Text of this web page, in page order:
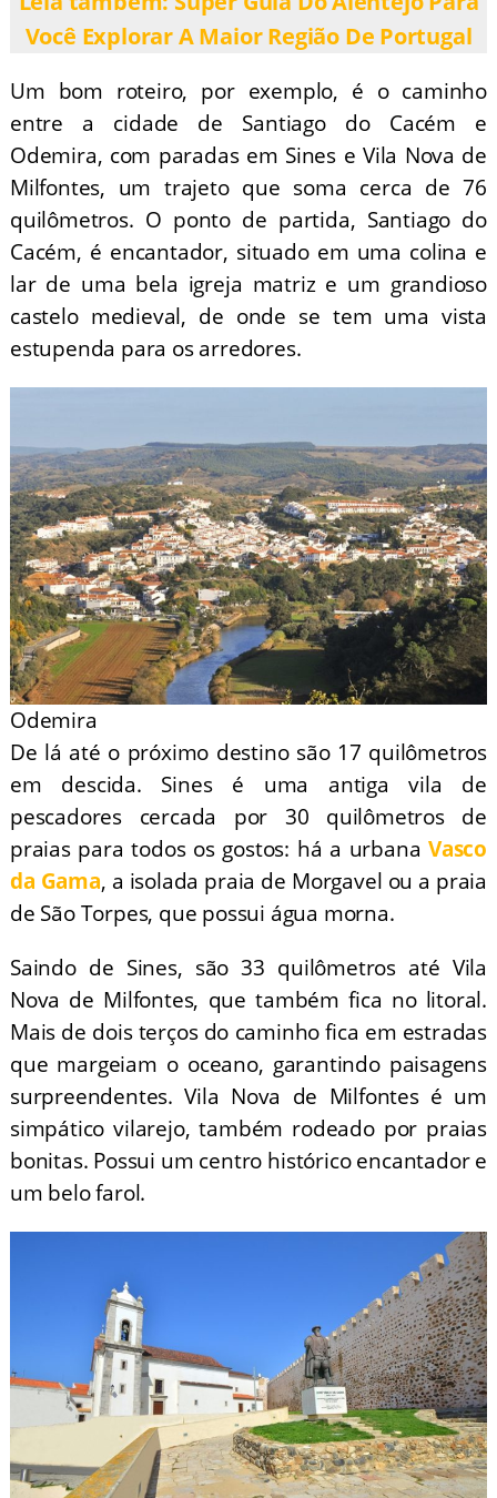
Você Explorar A Maior Região De Portugal
Um bom roteiro, por exemplo, é o caminho
entre a cidade de Santiago do Cacém e
Odemira, com paradas em Sines e Vila Nova de
Milfontes, um trajeto que soma cerca de 76
quilômetros. O ponto de partida, Santiago do
Cacém, é encantador, situado em uma colina e
lar de uma bela igreja matriz e um grandioso
castelo medieval, de onde se tem uma vista
estupenda para os arredores.
Odemira
De lá até o próximo destino são 17 quilômetros
em descida. Sines é uma antiga vila de
pescadores cercada por 30 quilômetros de
praias para todos os gostos: há a urbanaVasco
da Gama, a isolada praia de Morgavel ou a praia
de São Torpes, que possui água morna.
Saindo de Sines, são 33 quilômetros até Vila
Nova de Milfontes, que também fica no litoral.
Mais de dois terços do caminho fica em estradas
que margeiam o oceano, garantindo paisagens
surpreendentes. Vila Nova de Milfontes é um
simpático vilarejo, também rodeado por praias
bonitas. Possui um centro histórico encantador e
um belo farol.